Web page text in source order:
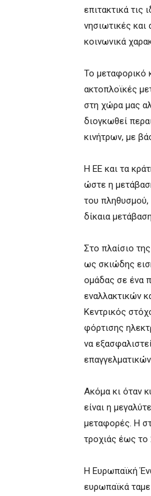
επιτακτικά τις
νησιωτικές
κοινωνικά
Το μεταφορικό
ακτοπλοϊκές
στη χώρα μας
διογκωθεί
κινήτρων, με
Η ΕΕ και τα
ώστε η
του πληθυσμού,
δίκαια
Στο πλαίσιο
ως σκιώδης
ομάδας σε ένα
εναλλακτικών
Κεντρικός
φόρτισης
να
Ακόμα κι όταν
είναι η
μεταφορές. Η
τροχιάς έως το
Η Ευρωπαϊκή
ευρωπαϊκά